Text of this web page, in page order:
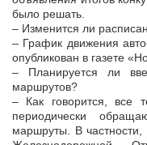
было решать.
– Изменится ли
– График движения
опубликован в газете
– Планируется ли
маршрутов?
– Как говорится, все
периодически
маршруты. В частности,